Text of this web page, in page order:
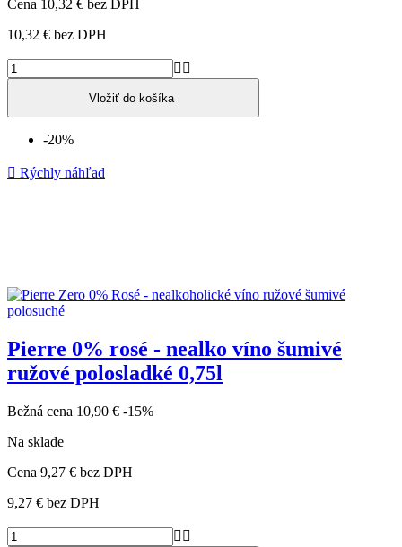
Cena 10,32 € bez DPH
10,32 € bez DPH
 
Vložiť do košíka
-20%
 Rýchly náhľad
Pierre 0% rosé - nealko víno šumivé
ružové polosladké 0,75l
Bežná cena 10,90 € -15%
Na sklade
Cena 9,27 € bez DPH
9,27 € bez DPH
 